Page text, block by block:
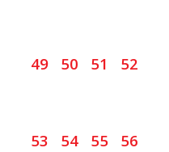
49 50 51 52
53 54 55 56